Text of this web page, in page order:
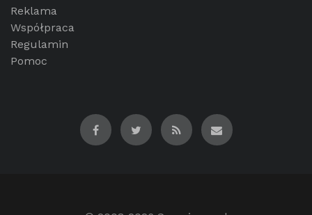
Reklama
Współpraca
Regulamin
Pomoc